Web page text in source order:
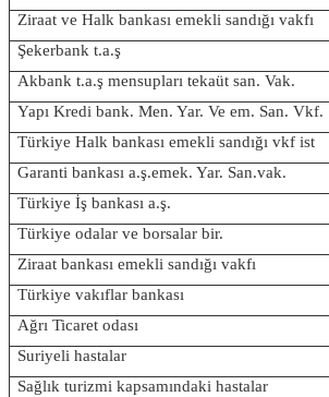
Ziraat ve Halk bankası emekli sandığı vakfı
Şekerbank t.a.ş
Akbank t.a.ş mensupları tekaüt san. Vak.
Yapı Kredi bank. Men. Yar. Ve em. San. Vkf.
Türkiye Halk bankası emekli sandığı vkf ist
Garanti bankası a.ş.emek. Yar. San.vak.
Türkiye İş bankası a.ş.
Türkiye odalar ve borsalar bir.
Ziraat bankası emekli sandığı vakfı
Türkiye vakıflar bankası
Ağrı Ticaret odası
Suriyeli hastalar
Sağlık turizmi kapsamındaki hastalar